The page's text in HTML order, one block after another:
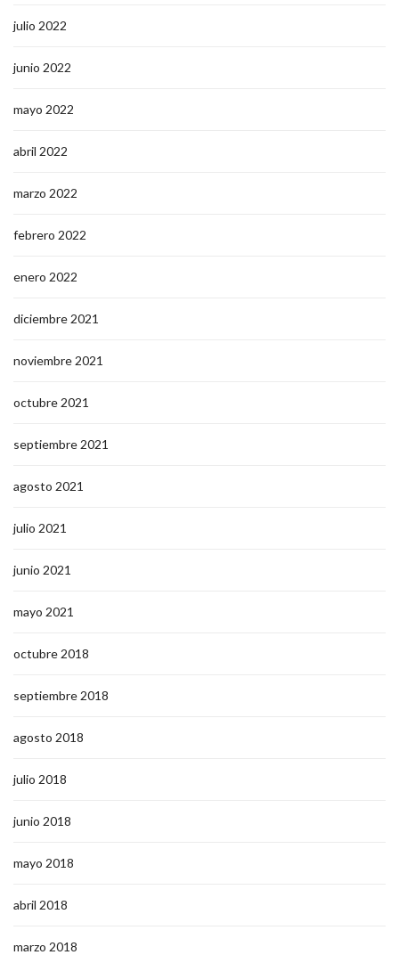
julio 2022
junio 2022
mayo 2022
abril 2022
marzo 2022
febrero 2022
enero 2022
diciembre 2021
noviembre 2021
octubre 2021
septiembre 2021
agosto 2021
julio 2021
junio 2021
mayo 2021
octubre 2018
septiembre 2018
agosto 2018
julio 2018
junio 2018
mayo 2018
abril 2018
marzo 2018